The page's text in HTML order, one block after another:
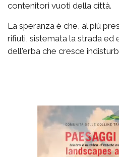
contenitori vuoti della città.
La speranza è che, al più
rifiuti, sistemata la strada ed
dell'erba che cresce